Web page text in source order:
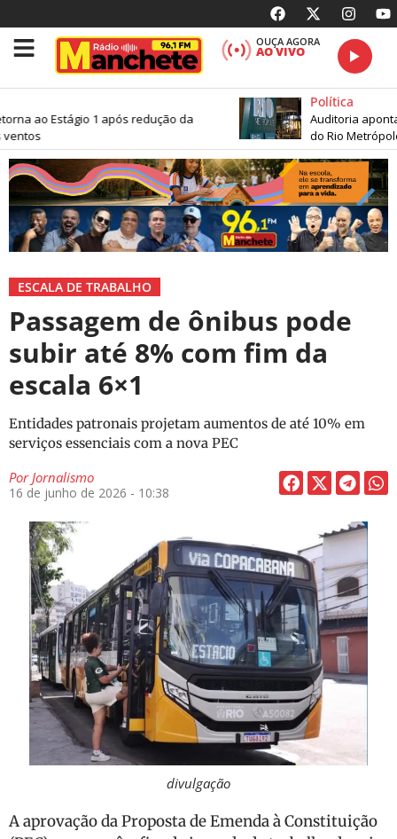
OUÇA AGORA
AO VIVO
ao Estágio 1 após redução da
Política
Auditoria aponta
do Rio Metrópole
ESCALA DE TRABALHO
Passagem de ônibus pode
subir até 8% com fim da
escala 6×1
Entidades patronais projetam aumentos de até 10% em
serviços essenciais com a nova PEC
PorJornalismo
16 de junho de 2026 - 10:38
divulgação
A aprovação da Proposta de Emenda à Constituição